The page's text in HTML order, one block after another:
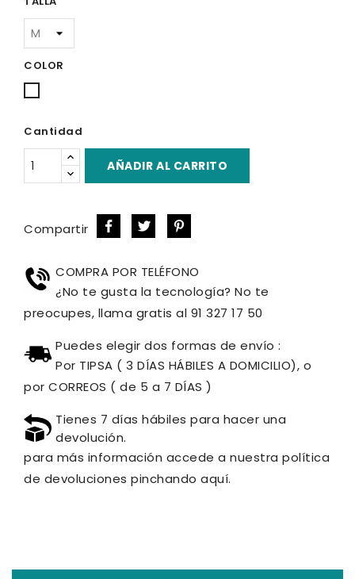
COLOR
Cantidad
AÑADIR AL CARRITO
Compartir
COMPRA POR TELÉFONO
¿No te gusta la tecnología? No te
preocupes, llama gratis al 91 327 17 50
Puedes elegir dos formas de envío :
Por TIPSA ( 3 DÍAS HÁBILES A DOMICILIO), o
por CORREOS ( de 5 a 7 DÍAS )
Tienes 7 días hábiles para hacer una
devolución.
para más información accede a nuestra política
de devoluciones pinchando aquí.